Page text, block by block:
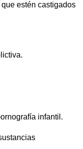
estén castigados
infantil.